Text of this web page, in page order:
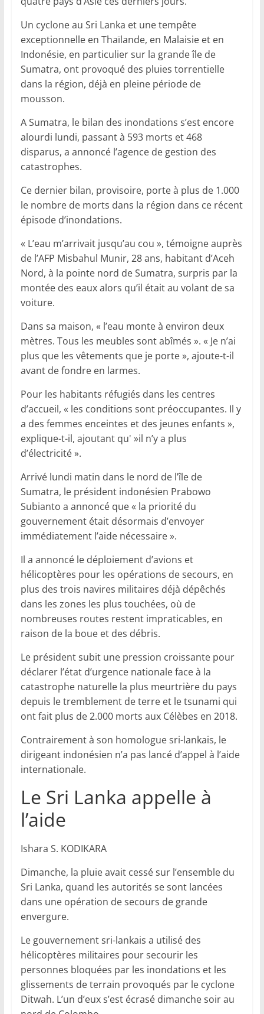
Un cyclone au Sri Lanka et une tempête
exceptionnelle en Thaïlande, en Malaisie et en
Indonésie, en particulier sur la grande île de
Sumatra, ont provoqué des pluies torrentielle
dans la région, déjà en pleine période de
mousson.
A Sumatra, le bilan des inondations s’est encore
alourdi lundi, passant à 593 morts et 468
disparus, a annoncé l’agence de gestion des
catastrophes.
Ce dernier bilan, provisoire, porte à plus de 1.000
le nombre de morts dans la région dans ce récent
épisode d’inondations.
« L’eau m’arrivait jusqu’au cou », témoigne auprès
de l’AFP Misbahul Munir, 28 ans, habitant d’Aceh
Nord, à la pointe nord de Sumatra, surpris par la
montée des eaux alors qu’il était au volant de sa
voiture.
Dans sa maison, « l’eau monte à environ deux
mètres. Tous les meubles sont abîmés ». « Je n’ai
plus que les vêtements que je porte », ajoute-t-il
avant de fondre en larmes.
Pour les habitants réfugiés dans les centres
d’accueil, « les conditions sont préoccupantes. Il y
a des femmes enceintes et des jeunes enfants »,
explique-t-il, ajoutant qu' »il n’y a plus
d’électricité ».
Arrivé lundi matin dans le nord de l’île de
Sumatra, le président indonésien Prabowo
Subianto a annoncé que « la priorité du
gouvernement était désormais d’envoyer
immédiatement l’aide nécessaire ».
Il a annoncé le déploiement d’avions et
hélicoptères pour les opérations de secours, en
plus des trois navires militaires déjà dépêchés
dans les zones les plus touchées, où de
nombreuses routes restent impraticables, en
raison de la boue et des débris.
Le président subit une pression croissante pour
déclarer l’état d’urgence nationale face à la
catastrophe naturelle la plus meurtrière du pays
depuis le tremblement de terre et le tsunami qui
ont fait plus de 2.000 morts aux Célèbes en 2018.
Contrairement à son homologue sri-lankais, le
dirigeant indonésien n’a pas lancé d’appel à l’aide
internationale.
Le Sri Lanka appelle à
l’aide
Ishara S. KODIKARA
Dimanche, la pluie avait cessé sur l’ensemble du
Sri Lanka, quand les autorités se sont lancées
dans une opération de secours de grande
envergure.
Le gouvernement sri-lankais a utilisé des
hélicoptères militaires pour secourir les
personnes bloquées par les inondations et les
glissements de terrain provoqués par le cyclone
Ditwah. L’un d’eux s’est écrasé dimanche soir au